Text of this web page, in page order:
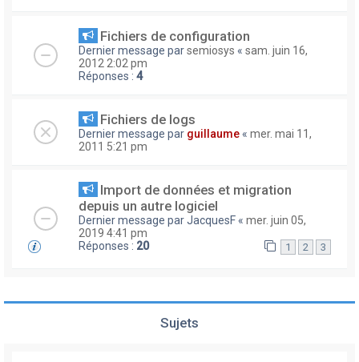
Fichiers de configuration
Dernier message parsemiosys « sam. juin 16,
2012 2:02 pm
Réponses : 4
Fichiers de logs
Dernier message par guillaume « mer. mai 11,
2011 5:21 pm
Import de données et migration
depuis un autre logiciel
Dernier message parJacquesF « mer. juin 05,
2019 4:41 pm
Réponses : 20 1 2 3
Sujets